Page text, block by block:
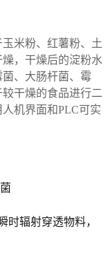
米粉、红薯粉、土
，干燥后的淀粉水
、大肠杆菌、霉
干燥的食品进行二
机界面和PLC可实
时辐射穿透物料，